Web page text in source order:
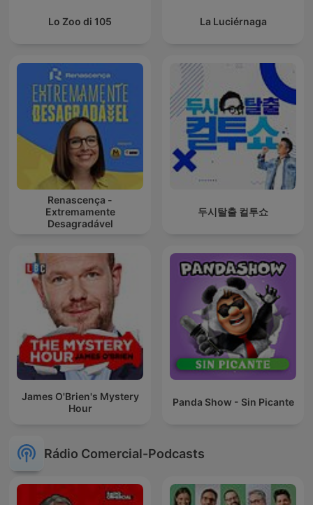
Lo Zoo di 105 La Luciérnaga
Renascença -
Extremamente
Desagradável
두시탈출 컬투쇼
James O'Brien's Mystery
Hour
Panda Show - Sin Picante
Rádio Comercial-Podcasts